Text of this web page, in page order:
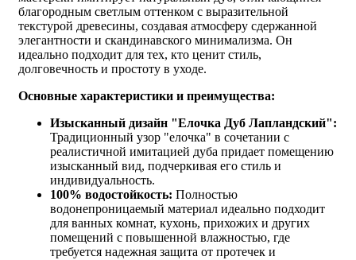
благородным светлым оттенком с выразительной
текстурой древесины, создавая атмосферу сдержанной
элегантности и скандинавского минимализма. Он
идеально подходит для тех, кто ценит стиль,
долговечность и простоту в уходе.
Основные характеристики и преимущества:
Изысканный дизайн "Елочка Дуб Лапландский":
Традиционный узор "елочка" в сочетании с
реалистичной имитацией дуба придает помещению
изысканный вид, подчеркивая его стиль и
индивидуальность.
100% водостойкость: Полностью
водонепроницаемый материал идеально подходит
для ванных комнат, кухонь, прихожих и других
помещений с повышенной влажностью, где
требуется надежная защита от протечек и